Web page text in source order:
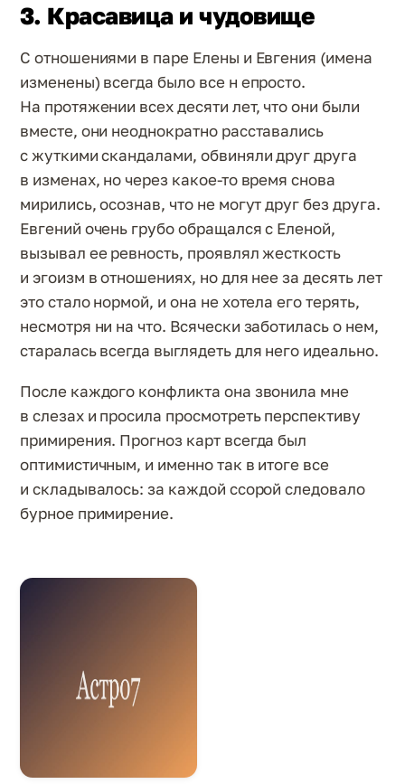
3. Красавица и чудовище
С отношениями в паре Елены и Евгения (имена
изменены) всегда было все н епросто.
На протяжении всех десяти лет, что они были
вместе, они неоднократно расставались
с жуткими скандалами, обвиняли друг друга
в изменах, но через какое-то время снова
мирились, осознав, что не могут друг без друга.
Евгений очень грубо обращался с Еленой,
вызывал ее ревность, проявлял жесткость
и эгоизм в отношениях, но для нее за десять лет
это стало нормой, и она не хотела его терять,
несмотря ни на что. Всячески заботилась о нем,
старалась всегда выглядеть для него идеально.
После каждого конфликта она звонила мне
в слезах и просила просмотреть перспективу
примирения. Прогноз карт всегда был
оптимистичным, и именно так в итоге все
и складывалось: за каждой ссорой следовало
бурное примирение.